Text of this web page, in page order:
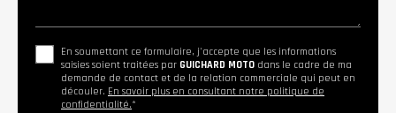
En soumettant ce formulaire, j'accepte que les informations
saisies soient traitées par GUICHARD MOTO dans le cadre de ma
demande de contact et de la relation commerciale qui peut en
découler. En savoir plus en consultant notre politique de
confidentialité.*